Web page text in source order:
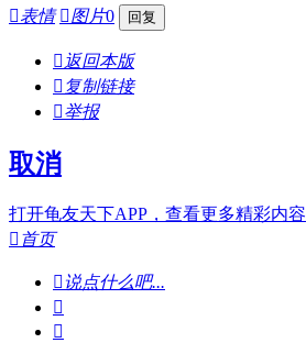
表情 图片0
 返回本版
 复制链接
举报
取消
打开龟友天下APP，查看更多精彩内容
 首页
说点什么吧...

